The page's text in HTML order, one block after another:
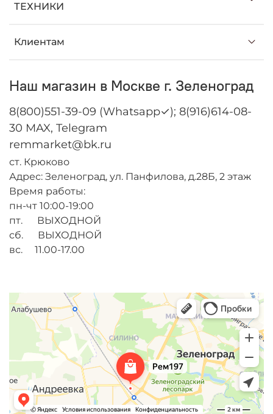
ТЕХНИКИ
Клиентам
Наш магазин в Москве г. Зеленоград
8(800)551-39-09 (Whatsapp✓); 8(916)614-08-
30 MAX, Telegram
remmarket@bk.ru
ст. Крюково
Адрес: Зеленоград, ул. Панфилова, д.28Б, 2 этаж
Время работы:
пн-чт 10:00-19:00
пт. ВЫХОДНОЙ
сб. ВЫХОДНОЙ
вс. 11.00-17.00